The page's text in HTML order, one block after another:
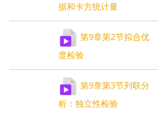
据和卡方统计量
第9章第2节拟合优
度检验
第9章第3节列联分
析：独立性检验